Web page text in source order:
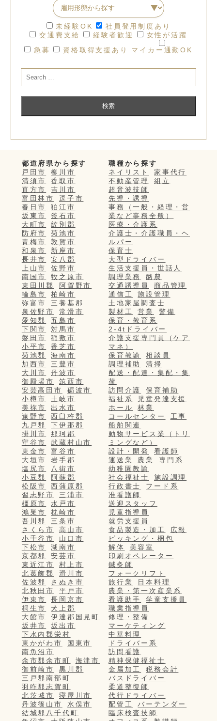
未経験OK
社員登用制度あり
交通費支給
経験者歓迎
女性が活躍
急募
資格取得支援あり マイカー通勤OK
都道府県から探す
戸田市
柳川市
清須市
香取市
直方市
吉川市
富田林市
逗子市
春日市
狛江市
坂東市
釜石市
大町市
紋別郡
防府市
菊池市
青梅市
敦賀市
和泉市
新座市
長井市
安八郡
上山市
佐野市
南国市
牧之原市
東田川郡
阿賀野市
輪島市
柏崎市
弥富市
三養基郡
泉佐野市
常滑市
愛知郡
五島市
下関市
対馬市
磐田市
稲敷市
小平市
香芝市
菊池郡
海南市
加西市
三豊市
大川市
丹波市
御殿場市
筑西市
安芸高田市
砺波市
小樽市
土岐市
美祢市
出水市
遠野市
西臼杵郡
九戸郡
下伊那郡
掛川市
那珂郡
守谷市
武蔵村山市
東金市
富谷市
大垣市
岩手郡
塩尻市
八街市
小豆郡
阿蘇郡
松阪市
西蒲原郡
習志野市
三浦市
橿原市
水戸市
鴻巣市
枕崎市
吾川郡
三条市
さくら市
高山市
小千谷市
山口市
下松市
湖南市
京都郡
安芸市
東近江市
村上市
北葛飾郡
滑川市
佐波郡
さぬき市
北秋田市
平戸市
伊東市
長岡京市
桐生市
犬上郡
大館市
伊達郡国見町
坂井市
坂出市
下水内郡栄村
東かがわ市
国東市
南魚沼市
余市郡余市町
海津市
御前崎市
黒川郡
三戸郡南部町
羽咋郡志賀町
北茨城市
寝屋川市
丹波篠山市
水俣市
結城郡八千代町
職種から探す
ネイリスト
家事代行
不動産管理
組立
超音波技師
先導・誘導
事務（一般・経理・営
業など事務全般）
医療・介護系
介護士・介護職員・ヘ
ルパー
保育士
大型ドライバー
生活支援員・世話人
調理業務
酪農
交通誘導員
商品管理
通信工
施設管理
土地家屋調査士
製材工
営業
警備
保育・教育系
2-4tドライバー
介護支援専門員（ケア
マネ）
保育教諭
相談員
調理補助
清掃
配送・配達・集配・集
荷
訪問介護
保育補助
福祉系
児童発達支援
ホール
林業
コールセンター
工事
船舶関連
動物サービス業（トリ
ミングなど）
設計・開発
看護師
運送業
農業
専門系
幼稚園教諭
社会福祉士
施設調理
行政書士
フード系
准看護師
送迎スタッフ
児童指導員
就労支援員
食品製造・加工
広報
ピッキング・梱包
解体
美容室
印刷オペレーター
鍼灸師
フォークリフト
旅行業
日本料理
農業・第一次産業系
看護助手
学童支援員
職業指導員
修理・整備
マーケティング
中華料理
ドライバー系
訪問看護
精神保健福祉士
金属加工
税務会計
バスドライバー
柔道整復師
代行ドライバー
配管工
バーテンダー
臨床検査技師